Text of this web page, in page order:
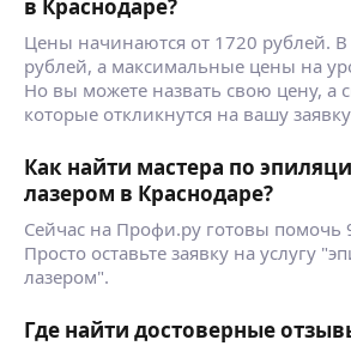
в Краснодаре?
Цены начинаются от 1720 рублей.
рублей, а максимальные цены на
Но вы можете назвать свою цену, а
которые откликнутся на вашу
Как найти мастера по
лазером в Краснодаре?
Сейчас на Профи.ру готовы помочь
Просто оставьте заявку на услугу
лазером".
Где найти достоверные